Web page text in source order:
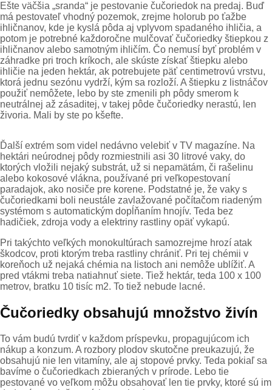
Ešte väčšia „sranda“ je pestovanie čučoriedok na predaj. Buď
má pestovateľ vhodný pozemok, zrejme holorub po ťažbe
ihličnanov, kde je kyslá pôda aj vplyvom spadaného ihličia, a
potom je potrebné každoročne mulčovať čučoriedky štiepkou z
ihličnanov alebo samotným ihličím. Čo nemusí byť problém v
záhradke pri troch kríkoch, ale skúste získať štiepku alebo
ihličie na jeden hektár, ak potrebujete päť centimetrovú vrstvu,
ktorá jednu sezónu vydrží, kým sa rozloží. A štiepku z listnáčov
použiť nemôžete, lebo by ste zmenili ph pôdy smerom k
neutrálnej až zásaditej, v takej pôde čučoriedky nerastú, len
živoria. Mali by ste po kšefte.
Ďalší extrém som videl nedávno velebiť v TV magazíne. Na
hektári neúrodnej pôdy rozmiestnili asi 30 litrové vaky, do
ktorých vložili nejaký substrát, už si nepamätám, či rašelinu
alebo kokosové vlákna, používané pri veľkopestovaní
paradajok, ako nosiče pre korene. Podstatné je, že vaky s
čučoriedkami boli neustále zavlažované počítačom riadeným
systémom s automatickým dopĺňaním hnojív. Teda bez
hadičiek, zdroja vody a elektriny rastliny opäť vykapú.
Pri takýchto veľkých monokultúrach samozrejme hrozí atak
škodcov, proti ktorým treba rastliny chrániť. Pri tej chémii v
koreňoch už nejaká chémia na listoch ani nemôže ublížiť. A
pred vtákmi treba natiahnuť siete. Tiež hektár, teda 100 x 100
metrov, bratku 10 tisíc m2. To tiež nebude lacné.
Čučoriedky obsahujú množstvo živín
To vám budú tvrdiť v každom príspevku, propagujúcom ich
nákup a konzum. A rozbory plodov skutočne preukazujú, že
obsahujú nie len vitamíny, ale aj stopové prvky. Teda pokiaľ sa
bavíme o čučoriedkach zbieraných v prírode. Lebo tie
pestované vo veľkom môžu obsahovať len tie prvky, ktoré sú im